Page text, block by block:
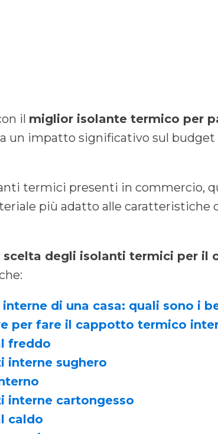
il miglior isolante termico per
un impatto significativo sul
termici presenti in commercio,
più adatto alle caratteristiche
scelta degli isolanti termici per il
di una casa: quali sono i
per fare il cappotto termico
freddo
interne sughero
interne cartongesso
caldo